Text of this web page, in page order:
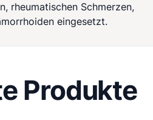
rheumatischen Schmerzen,
eingesetzt.
Produkte